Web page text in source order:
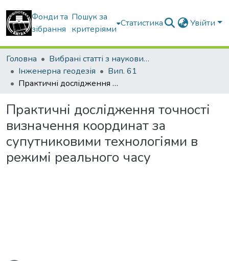
Фонди та
зібрання
Пошук за
критеріями
Статистика Увійти
Головна
Вибрані статті з наукових збірників КНУБА
Інженерна геодезія
Вип. 61
Практичні дослідження точності визначення координат за супутниковими технологіями в режимі реального часу
Практичні дослідження точності
визначення координат за
супутниковими технологіями в
режимі реального часу